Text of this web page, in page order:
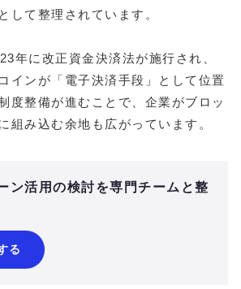
して整理されています。
年に改正資金決済法が施行され、
インが「電子決済手段」として位置
度整備が進むことで、企業がブロッ
組み込む余地も広がっています。
ン活用の検討を専門チームと整
る